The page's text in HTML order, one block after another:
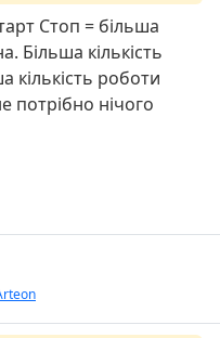
Стоп = більша
Більша кількість
кількість роботи
потрібно нічого